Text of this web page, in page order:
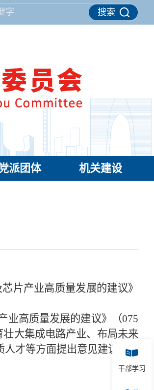
字 搜索
派团体 机关建设
片产业高质量发展的建议》
业高质量发展的建议》（075
大集成电路产业、布局未来
人才等方面提出意见建议。
干部学习